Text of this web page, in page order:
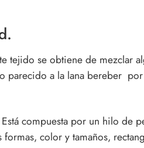
tejido se obtiene de mezclar
parecido a la lana bereber
compuesta por un hilo de
color y tamaños,